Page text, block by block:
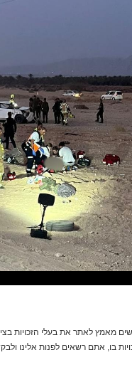
מאמץ לאתר את בעלי הזכויות
בו, אתם רשאים לפנות אלינו